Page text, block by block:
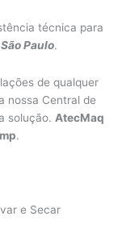
técnica para
Paulo.
de qualquer
nossa Central de
solução. AtecMaq
.
e Secar